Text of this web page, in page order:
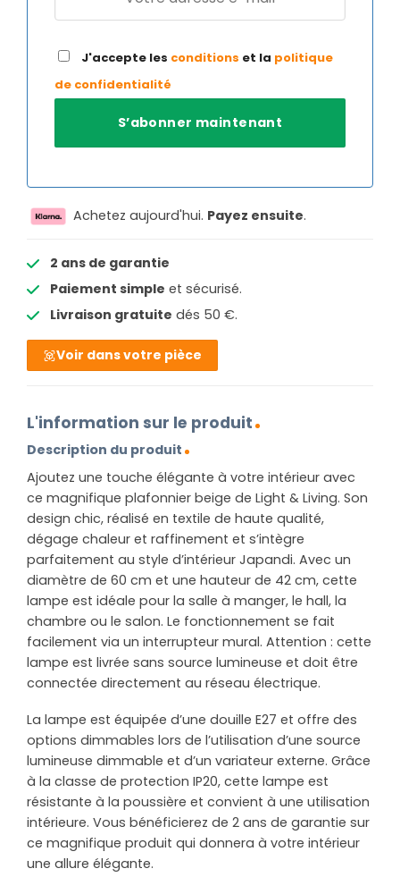
J'accepte les conditions et la politique
de confidentialité
Achetez aujourd'hui. Payez ensuite.
2 ans de garantie
Paiement simple et sécurisé.
Livraison gratuite dés 50 €.
Voir dans votre pièce
L'information sur le produit
Description du produit
Ajoutez une touche élégante à votre intérieur avec
ce magnifique plafonnier beige de Light & Living. Son
design chic, réalisé en textile de haute qualité,
dégage chaleur et raffinement et s’intègre
parfaitement au style d’intérieur Japandi. Avec un
diamètre de 60 cm et une hauteur de 42 cm, cette
lampe est idéale pour la salle à manger, le hall, la
chambre ou le salon. Le fonctionnement se fait
facilement via un interrupteur mural. Attention : cette
lampe est livrée sans source lumineuse et doit être
connectée directement au réseau électrique.
La lampe est équipée d’une douille E27 et offre des
options dimmables lors de l’utilisation d’une source
lumineuse dimmable et d’un variateur externe. Grâce
à la classe de protection IP20, cette lampe est
résistante à la poussière et convient à une utilisation
intérieure. Vous bénéficierez de 2 ans de garantie sur
ce magnifique produit qui donnera à votre intérieur
une allure élégante.